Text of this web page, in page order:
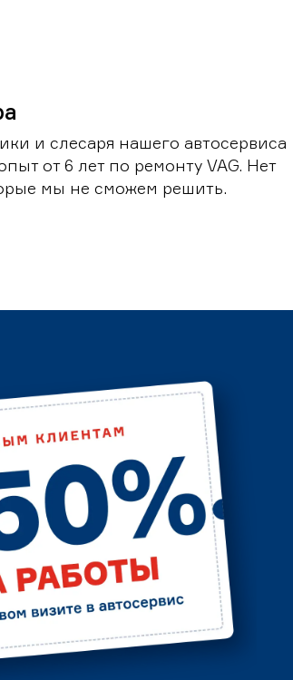
и слесаря нашего автосервиса
от 6 лет по ремонту VAG. Нет
мы не сможем решить.